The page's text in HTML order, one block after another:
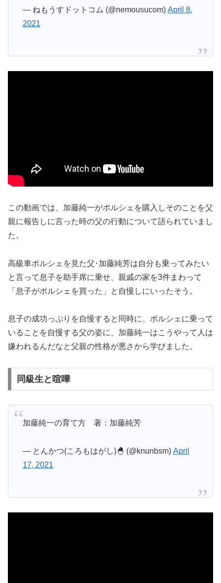
— ねもうすドットコム (@nemousucom) April 8,
2021
この動画では、加藤純一がポルシェを購入しそのことを父
親に報告しに言った時の父の行動について語られていまし
た。
高級車ポルシェを見た父･加藤純芳は自分も乗ってみたい
と言って息子を助手席に乗せ、親戚の家を3件まわって
「息子がポルシェを買った」と自慢しにいったそう。
息子の成功っぷりを自慢すると同時に、ポルシェに乗って
いることを自慢する父の姿に、加藤純一はこうやって人は
嫌われるんだなと父親の性格が悪さから学びました。
同級生と喧嘩
加藤純一の育て方 著：加藤純芳
— とんかつ(ころもはがし)🐣 (@knunbsm) April
17, 2021